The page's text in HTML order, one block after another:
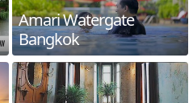
Amari Watergate
Bangkok